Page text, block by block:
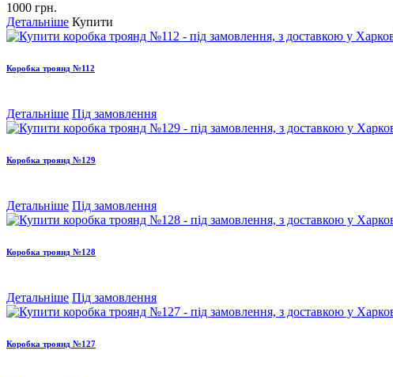
1000 грн.
Детальніше Купити
Коробка троянд №112
Детальніше Під замовлення
Коробка троянд №129
Детальніше Під замовлення
Коробка троянд №128
Детальніше Під замовлення
Коробка троянд №127